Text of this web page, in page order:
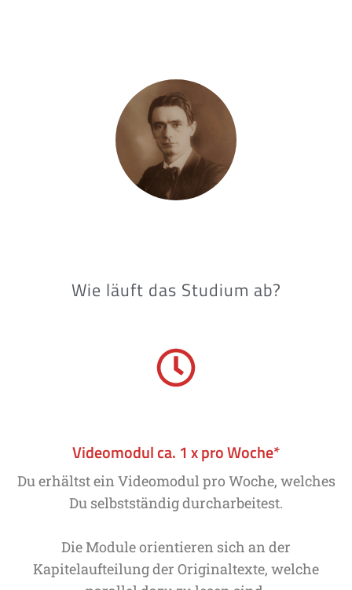
Wie läuft das Studium ab?
Videomodul ca. 1 x pro Woche*
Du erhältst ein Videomodul pro Woche, welches
Du selbstständig durcharbeitest.
Die Module orientieren sich an der
Kapitelaufteilung der Originaltexte, welche